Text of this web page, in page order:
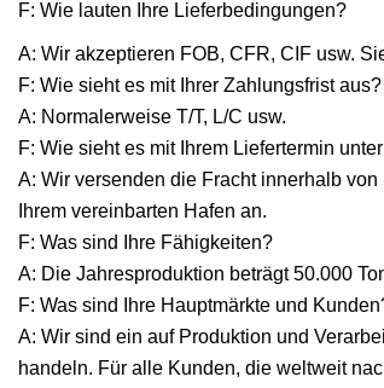
F: Wie lauten Ihre Lieferbedingungen?
A: Wir akzeptieren FOB, CFR, CIF usw.
F: Wie sieht es mit Ihrer Zahlungsfrist aus?
A: Normalerweise T/T, L/C usw.
F: Wie sieht es mit Ihrem Liefertermin
A: Wir versenden die Fracht innerhalb
Ihrem vereinbarten Hafen an.
F: Was sind Ihre Fähigkeiten?
A: Die Jahresproduktion beträgt 50.000
F: Was sind Ihre Hauptmärkte und
A: Wir sind ein auf Produktion und
handeln. Für alle Kunden, die weltweit